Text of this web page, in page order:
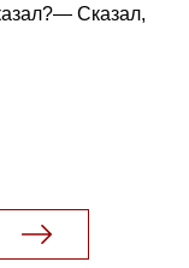
Сказал,